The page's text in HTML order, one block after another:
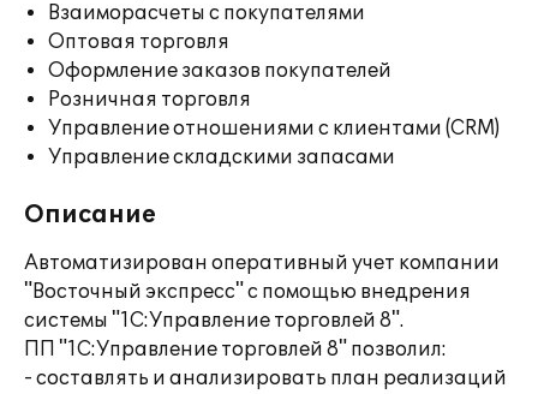
Взаиморасчеты с покупателями
Оптовая торговля
Оформление заказов покупателей
Розничная торговля
Управление отношениями с клиентами (CRM)
Управление складскими запасами
Описание
Автоматизирован оперативный учет компании
"Восточный экспресс" с помощью внедрения
системы "1С:Управление торговлей 8".
ПП "1С:Управление торговлей 8" позволил:
- составлять и анализировать план реализаций